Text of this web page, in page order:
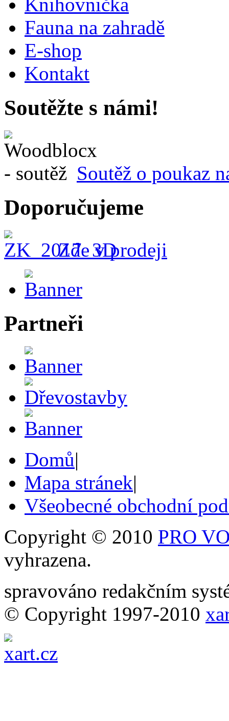
Knihovnička
Fauna na zahradě
E-shop
Kontakt
Soutěžte s námi!
Soutěž o poukaz
Doporučujeme
Zde v prodeji
Partneři
Domů|
Mapa stránek|
Všeobecné obchodní
Copyright © 2010 PRO
vyhrazena.
spravováno redakčním
© Copyright 1997-2010